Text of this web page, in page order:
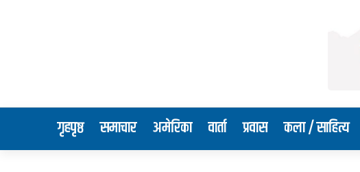
गृहपृष्ठ समाचार अमेरिका वार्ता प्रवास कला / साहित्य